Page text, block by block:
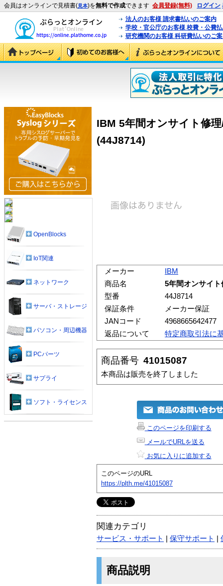
会員はオンラインで見積書(見本)を無料で作成できます 会員登録(無料) ログイン
法人のお客様 請求書払いのご案内
学校・官公庁のお客様 校費・公費
研究機関のお客様 科研費払いのご
IBM 5年間オンサイト修
(44J8714)
メーカー
IBM
商品名
5年間オンサイ
型番
44J8714
保証条件
メーカー保証
JANコード
4968665642477
返品について
特定商取引法に
商品番号 41015087
本商品は販売を終了しました
このページを印刷する
メールでURLを送る
お気に入りに追加する
このページのURL
https://plth.me/41015087
関連カテゴリ
サービス・サポート 保守サポート
商品説明
OpenBlocks
IoT関連
ネットワーク
サーバ・ストレージ
パソコン・周辺機器
PCパーツ
サプライ
ソフト・ライセンス